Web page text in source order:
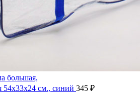
большая,
54х33х24 см., синий 345 ₽